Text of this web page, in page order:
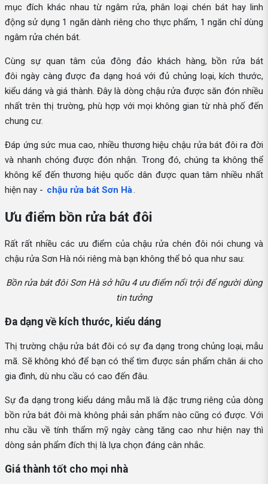
mục đích khác nhau từ ngâm rửa, phân loại chén bát hay linh
động sử dụng 1 ngăn dành riêng cho thực phẩm, 1 ngăn chỉ dùng
ngâm rửa chén bát.
Cùng sự quan tâm của đông đảo khách hàng, bồn rửa bát
đôi ngày càng được đa dạng hoá với đủ chủng loại, kích thước,
kiểu dáng và giá thành. Đây là dòng chậu rửa được săn đón nhiều
nhất trên thị trường, phù hợp với mọi không gian từ nhà phố đến
chung cư.
Đáp ứng sức mua cao, nhiều thương hiệu chậu rửa bát đôi ra đời
và nhanh chóng được đón nhận. Trong đó, chúng ta không thể
không kể đến thương hiệu quốc dân được quan tâm nhiều nhất
hiện nay - chậu rửa bát Sơn Hà.
Ưu điểm bồn rửa bát đôi
Rất rất nhiều các ưu điểm của chậu rửa chén đôi nói chung và
chậu rửa Sơn Hà nói riêng mà bạn không thể bỏ qua như sau:
Bồn rửa bát đôi Sơn Hà sở hữu 4 ưu điểm nổi trội để người dùng
tin tưởng
Đa dạng về kích thước, kiểu dáng
Thị trường chậu rửa bát đôi có sự đa dạng trong chủng loại, mẫu
mã. Sẽ không khó để bạn có thể tìm được sản phẩm chân ái cho
gia đình, dù nhu cầu có cao đến đâu.
Sự đa dạng trong kiểu dáng mẫu mã là đặc trưng riêng của dòng
bồn rửa bát đôi mà không phải sản phẩm nào cũng có được. Với
nhu cầu về tính thẩm mỹ ngày càng tăng cao như hiện nay thì
dòng sản phẩm đích thị là lựa chọn đáng cân nhắc.
Giá thành tốt cho mọi nhà